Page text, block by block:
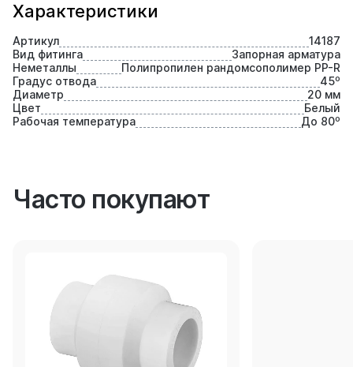
Характеристики
Артикул
14187
Вид фитинга
Запорная арматура
Неметаллы
Полипропилен рандомсополимер PP-R
Градус отвода
45⁰
Диаметр
20 мм
Цвет
Белый
Рабочая температура
До 80⁰
Часто покупают